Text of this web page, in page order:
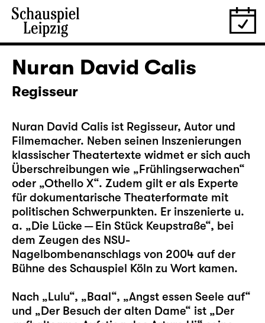
Nuran David Calis
Regisseur
Nuran David Calis ist Regisseur, Autor und
Filmemacher. Neben seinen Inszenierungen
klassischer Theatertexte widmet er sich auch
Überschreibungen wie „Frühlingserwachen“
oder „Othello X“. Zudem gilt er als Experte
für dokumentarische Theaterformate mit
politischen Schwerpunkten. Er inszenierte u.
a. „Die Lücke — Ein Stück Keupstraße“, bei
dem Zeugen des NSU-
Nagelbombenanschlags von 2004 auf der
Bühne des Schauspiel Köln zu Wort kamen.
Nach „Lulu“, „Baal“, „Angst essen Seele auf“
und „Der Besuch der alten Dame“ ist „Der